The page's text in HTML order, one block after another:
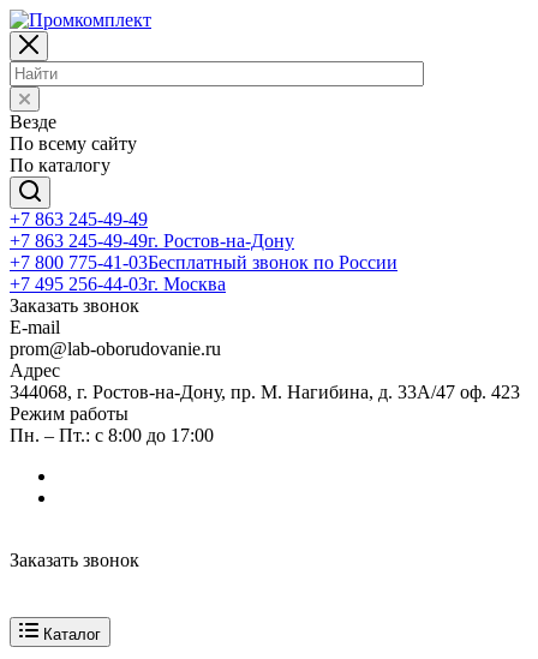
Везде
По всему сайту
По каталогу
+7 863 245-49-49
+7 863 245-49-49г. Ростов-на-Дону
+7 800 775-41-03Бесплатный звонок по России
+7 495 256-44-03г. Москва
Заказать звонок
E-mail
prom@lab-oborudovanie.ru
Адрес
344068, г. Ростов-на-Дону, пр. М. Нагибина, д. 33А/47 оф. 423
Режим работы
Пн. – Пт.: с 8:00 до 17:00
Заказать звонок
Каталог